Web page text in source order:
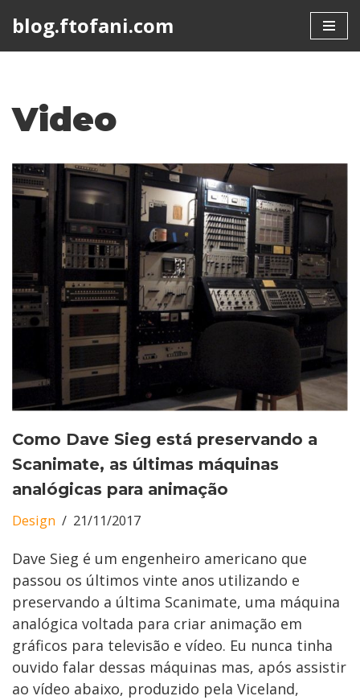
blog.ftofani.com
Video
Como Dave Sieg está preservando a
Scanimate, as últimas máquinas
analógicas para animação
Design 21/11/2017
Dave Sieg é um engenheiro americano que
passou os últimos vinte anos utilizando e
preservando a última Scanimate, uma máquina
analógica voltada para criar animação em
gráficos para televisão e vídeo. Eu nunca tinha
ouvido falar dessas máquinas mas, após assistir
ao vídeo abaixo, produzido pela Viceland,